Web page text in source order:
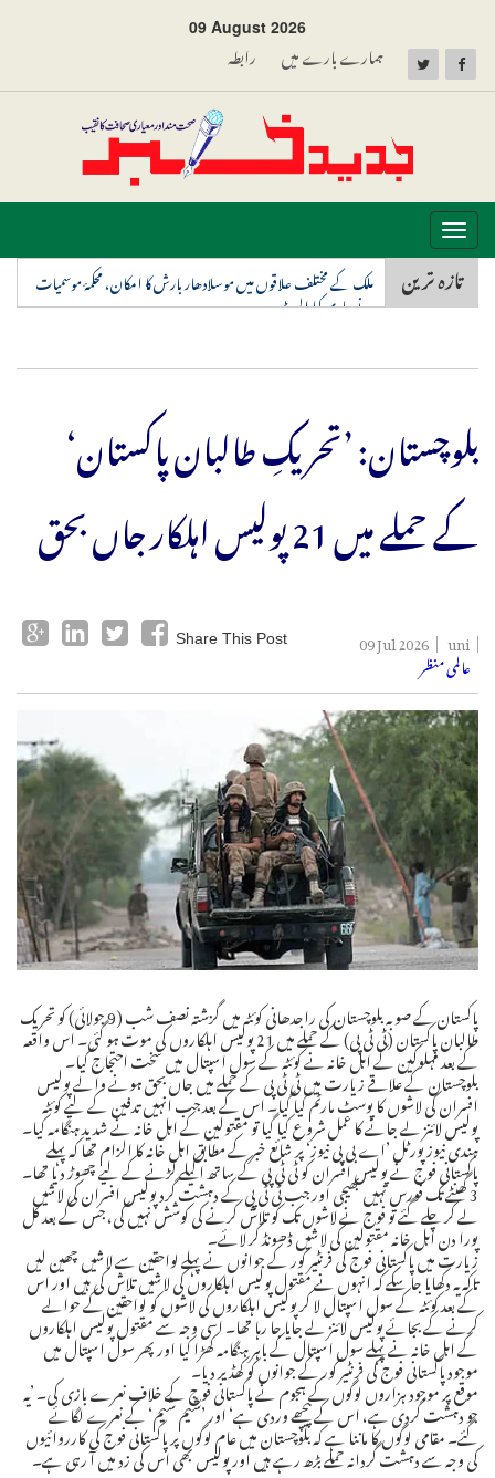
09 August 2026
ہمارے بارے میں رابطہ
Toggle
navigation
تازہ ترین ملک کے مختلف علاقوں میں موسلادھار بارش کا امکان، محکمۂ موسمیات
نے جاری کیا الرٹ
بلوچستان: ’تحریکِ طالبان پاکستان‘
کے حملے میں 21 پولیس اہلکار جاں بحق
Share This Post 09 Jul 2026 uni
عالمی منظر
پاکستان کے صوبہ بلوچستان کی راجدھانی کوئٹہ میں گزشتہ نصف شب (9 جولائی) کو تحریک
طالبان پاکستان (ٹی ٹی پی) کے حملے میں 21 پولیس اہلکاروں کی موت ہو گئی۔ اس واقعہ
کے بعد مہلوکین کے اہل خانہ نے کوئٹہ کے سول اسپتال میں سخت احتجاج کیا۔
بلوچستان کے علاقے زیارت میں ٹی ٹی پی کے حملے میں جاں بحق ہونے والے پولیس
افسران کی لاشوں کا پوسٹ مارٹم کیا گیا۔ اس کے بعد جب انہیں تدفین کے لیے کوئٹہ
پولیس لائنز لے جانے کا عمل شروع کیا گیا تو مقتولین کے اہل خانہ نے شدید ہنگامہ کیا۔
ہندی نیوز پورٹل ’اے بی پی نیوز‘ پر شائع خبر کے مطابق اہل خانہ کا الزام تھا کہ پہلے
پاکستانی فوج نے پولیس افسران کو ٹی ٹی پی کے ساتھ اکیلے لڑنے کے لیے چھوڑ دیا تھا۔
3 گھنٹے تک فورس نہیں بھیجی اور جب ٹی ٹی پی کے دہشت گرد پولیس افسران کی لاشیں
لے کر چلے گئے تو فوج نے لاشوں تک کو تلاش کرنے کی کوشش نہیں کی، جس کے بعد کل
پورا دن اہل خانہ مقتولین کی لاشیں ڈھونڈ کر لائے۔
زیارت میں پاکستانی فوج کی فرنٹیر کور کے جوانوں نے پہلے لواحقین سے لاشیں چھین لیں
تاکہ یہ دکھایا جا سکے کہ انہوں نے مقتول پولیس اہلکاروں کی لاشیں تلاش کی ہیں اور اس
کے بعد کوئٹہ کے سول اسپتال لا کر پولیس اہلکاروں کی لاشوں کو لواحقین کے حوالے
کرنے کے بجائے پولیس لائنز لے جایا جا رہا تھا۔ اسی وجہ سے مقتول پولیس اہلکاروں
کے اہل خانہ نے پہلے سول اسپتال کے باہر ہنگامہ کھڑا کیا اور پھر سول اسپتال میں
موجود پاکستانی فوج کی فرنٹیر کور کے جوانوں کو کھڈیر دیا۔
موقع پر موجود ہزاروں لوگوں کے ہجوم نے پاکستانی فوج کے خلاف نعرے بازی کی۔ ’یہ
جو دہشت گردی ہے، اس کے پیچھے وردی ہے‘ اور ’شیم شیم‘ کے نعرے لگائے
گئے۔ مقامی لوگوں کا ماننا ہے کہ بلوچستان میں عام لوگوں پر پاکستانی فوج کی کارروائیوں
کی وجہ سے دہشت گردانہ حملے بڑھ رہے ہیں اور پولیس بھی اس کی زد میں آ رہی ہے۔